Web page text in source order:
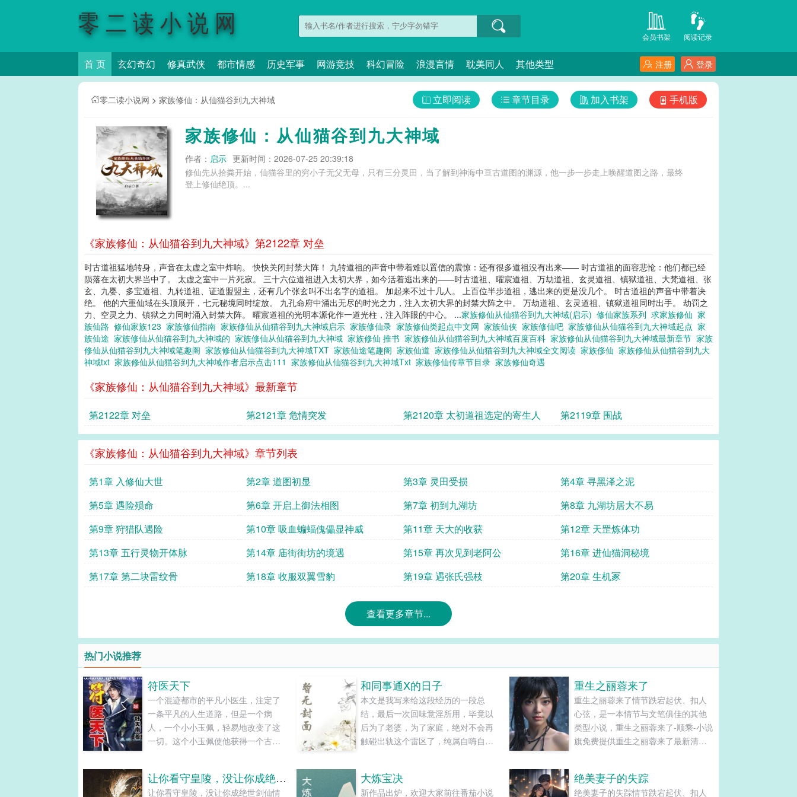
零二读小说网 阅读记录
会员书架
首 页 玄幻奇幻 修真武侠 都市情感 历史军事 网游竞技 科幻冒险 浪漫言情 耽美同人 其他类型 登录
注册
零二读小说网 > 家族修仙：从仙猫谷到九大神域 手机版
加入书架
章节目录
立即阅读
家族修仙：从仙猫谷到九大神域
作者： 启示 更新时间：2026-07-25 20:39:18
修仙先从拾粪开始，仙猫谷里的穷小子无父无母，只有三分灵田，当了解到神海中亘古道图的渊源，他一步一步走上唤醒道图之路，最终
登上修仙绝顶。...
《家族修仙：从仙猫谷到九大神域》第2122章 对垒
时古道祖猛地转身，声音在太虚之室中炸响。 快快关闭封禁大阵！ 九转道祖的声音中带着难以置信的震惊：还有很多道祖没有出来—— 时古道祖的面容悲怆：他们都已经
陨落在太初大界当中了。 太虚之室中一片死寂。 三十六位道祖进入太初大界，如今活着逃出来的——时古道祖、曜宸道祖、万劫道祖、玄灵道祖、镇狱道祖、大梵道祖、张
玄、九婴、多宝道祖、九转道祖、证道盟盟主，还有几个张玄叫不出名字的道祖。 加起来不过十几人。 上百位半步道祖，逃出来的更是没几个。 时古道祖的声音中带着决
绝。 他的六重仙域在头顶展开，七元秘境同时绽放。 九孔命府中涌出无尽的时光之力，注入太初大界的封禁大阵之中。 万劫道祖、玄灵道祖、镇狱道祖同时出手。 劫罚之
力、空灵之力、镇狱之力同时涌入封禁大阵。 曜宸道祖的光明本源化作一道光柱，注入阵眼的中心。 ...家族修仙从仙猫谷到九大神域(启示) 修仙家族系列 求家族修仙 家
族仙路 修仙家族123 家族修仙指南 家族修仙从仙猫谷到九大神域启示 家族修仙录 家族修仙类起点中文网 家族仙侠 家族修仙吧 家族修仙从仙猫谷到九大神域起点 家
族仙途 家族修仙从仙猫谷到九大神域的 家族修仙从仙猫谷到九大神域 家族修仙 推书 家族修仙从仙猫谷到九大神域百度百科 家族修仙从仙猫谷到九大神域最新章节 家族
修仙从仙猫谷到九大神域笔趣阁 家族修仙从仙猫谷到九大神域TXT 家族仙途笔趣阁 家族仙道 家族修仙从仙猫谷到九大神域全文阅读 家族俢仙 家族修仙从仙猫谷到九大
神域txt 家族修仙从仙猫谷到九大神域作者启示点击111 家族修仙从仙猫谷到九大神域Txt 家族修仙传章节目录 家族修仙奇遇
《家族修仙：从仙猫谷到九大神域》最新章节
第2122章 对垒 第2121章 危情突发 第2120章 太初道祖选定的寄生人 第2119章 围战
《家族修仙：从仙猫谷到九大神域》章节列表
第1章 入修仙大世 第2章 道图初显 第3章 灵田受损
第4章 寻黑泽之泥
第5章 遇险殒命
第6章 开启上御法相图 第7章 初到九湖坊
第8章 九湖坊居大不易
第9章 狩猎队遇险
第10章 吸血蝙蝠傀儡显神威 第11章 天大的收获
第12章 天罡炼体功
第13章 五行灵物开体脉
第14章 庙街街坊的境遇 第15章 再次见到老阿公
第16章 进仙猫洞秘境
第17章 第二块雷纹骨
第18章 收服双翼雪豹 第19章 遇张氏强枝 第20章 生机冢
查看更多章节...
热门小说推荐
符医天下
一个混迹都市的平凡小医生，注定了
一条平凡的人生道路，但是一个病
人，一个小小玉佩，轻易地改变了这
一切。这个小玉佩使他获得一个古代
和同事通X的日子
本文是我写来给这段经历的一段总
结，最后一次回味意淫所用，毕竟以
后为了老婆，为了家庭，绝对不会再
触碰出轨这个雷区了，纯属自嗨自爽
重生之丽蓉来了
重生之丽蓉来了情节跌宕起伏、扣人
心弦，是一本情节与文笔俱佳的其他
类型小说，重生之丽蓉来了-顺乘-小说
旗免费提供重生之丽蓉来了最新清爽
让你看守皇陵，没让你成绝世剑仙
让你看守皇陵，没让你成绝世剑仙情
大炼宝决
新作品出炉，欢迎大家前往番茄小说
绝美妻子的失踪
绝美妻子的失踪情节跌宕起伏、扣人